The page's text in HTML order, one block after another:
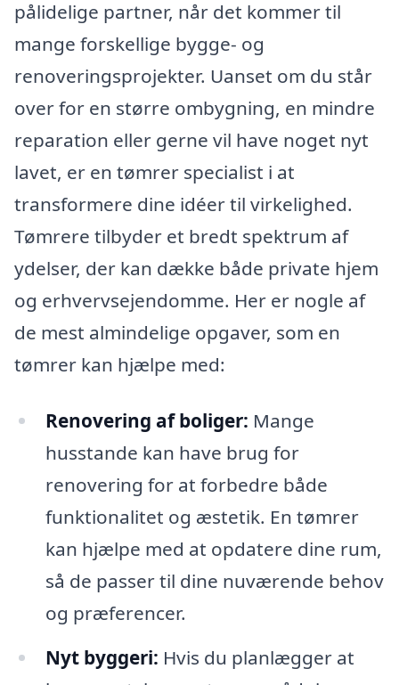
pålidelige partner, når det kommer til
mange forskellige bygge- og
renoveringsprojekter. Uanset om du står
over for en større ombygning, en mindre
reparation eller gerne vil have noget nyt
lavet, er en tømrer specialist i at
transformere dine idéer til virkelighed.
Tømrere tilbyder et bredt spektrum af
ydelser, der kan dække både private hjem
og erhvervsejendomme. Her er nogle af
de mest almindelige opgaver, som en
tømrer kan hjælpe med:
Renovering af boliger: Mange
husstande kan have brug for
renovering for at forbedre både
funktionalitet og æstetik. En tømrer
kan hjælpe med at opdatere dine rum,
så de passer til dine nuværende behov
og præferencer.
Nyt byggeri: Hvis du planlægger at